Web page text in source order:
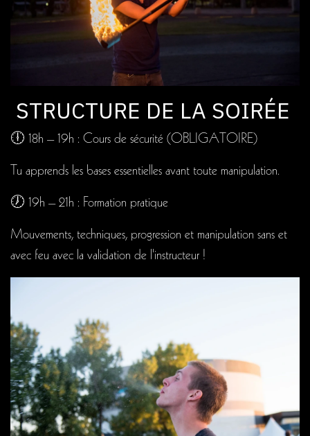
STRUCTURE DE LA SOIRÉE
🕕 18h – 19h : Cours de sécurité (OBLIGATOIRE)
Tu apprends les bases essentielles avant toute manipulation.
🕖 19h – 21h : Formation pratique
Mouvements, techniques, progression et manipulation sans et
avec feu avec la validation de l'instructeur !